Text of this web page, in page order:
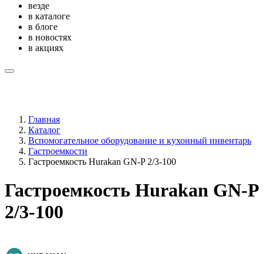
везде
в каталоге
в блоге
в новостях
в акциях
Главная
Каталог
Вспомогательное оборудование и кухонный инвентарь
Гастроемкости
Гастроемкость Hurakan GN-P 2/3-100
Гастроемкость Hurakan GN-P
2/3-100